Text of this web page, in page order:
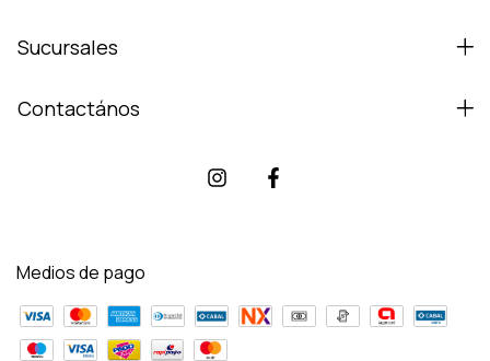
Sucursales
Contactános
Medios de pago